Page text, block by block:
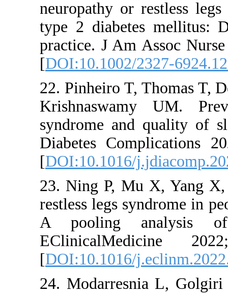
type 2
practice. J
[
22.
syndrome
Diabetes
[
23. Ning
restless
A
[
24.